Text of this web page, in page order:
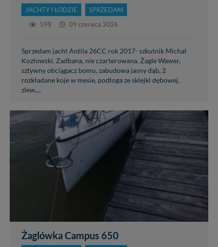
JACHTY I ŁODZIE
SPRZEDAM
599
09 czerwca 2026
Sprzedam jacht Antila 26CC rok 2017- szkutnik Michał
Kozłowski. Zadbana, nie czarterowana. Żagle Wawer,
sztywny obciągacz bomu, zabudowa jasny dąb, 2
rozkładane koje w mesie, podłoga ze sklejki dębowej,
zlew,...
Żaglówka Campus 650